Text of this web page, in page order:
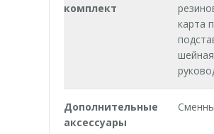
комплект
карта
Дополнительные
аксессуары